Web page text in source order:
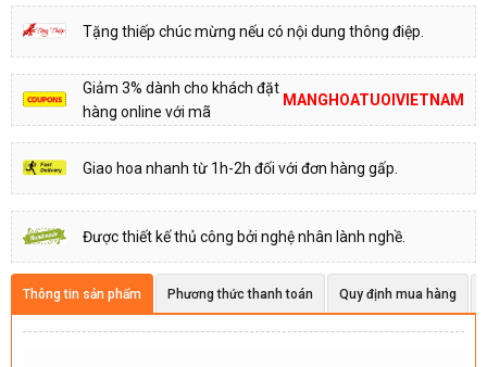
Tặng thiếp chúc mừng nếu có nội dung thông điệp.
Giảm 3% dành cho khách đặt
hàng online với mã
MANGHOATUOIVIETNAM
Giao hoa nhanh từ 1h-2h đối với đơn hàng gấp.
Được thiết kế thủ công bởi nghệ nhân lành nghề.
Thông tin sản phẩm Phương thức thanh toán Quy định mua hàng